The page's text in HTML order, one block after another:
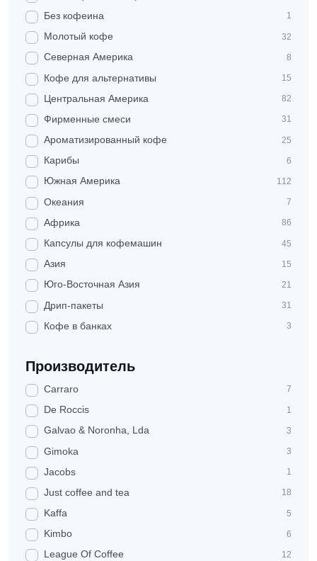
Без кофеина 1
Молотый кофе 32
Северная Америка 8
Кофе для альтернативы 15
Центральная Америка 82
Фирменные смеси 31
Ароматизированный кофе 25
Карибы 6
Южная Америка 112
Океания 7
Африка 86
Капсулы для кофемашин 45
Азия 15
Юго-Восточная Азия 21
Дрип-пакеты 31
Кофе в банках 3
Производитель
Carraro 7
De Roccis 1
Galvao & Noronha, Lda 3
Gimoka 3
Jacobs 1
Just coffee and tea 18
Kaffa 5
Kimbo 6
League Of Coffee 12